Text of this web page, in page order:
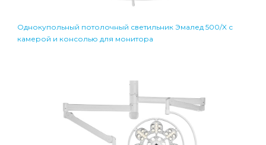
Однокупольный потолочный светильник Эмалед 500/X с
камерой и консолью для монитора